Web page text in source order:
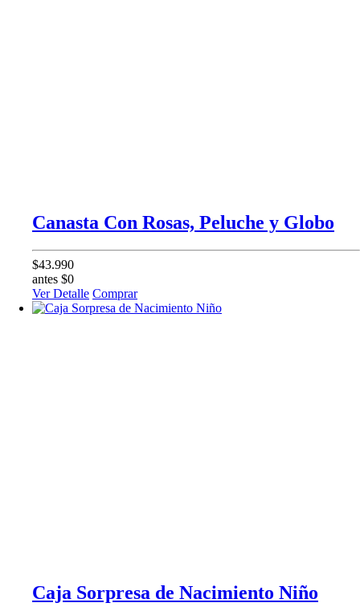
Canasta Con Rosas, Peluche y Globo
$43.990
antes $0
Ver Detalle Comprar
Caja Sorpresa de Nacimiento Niño